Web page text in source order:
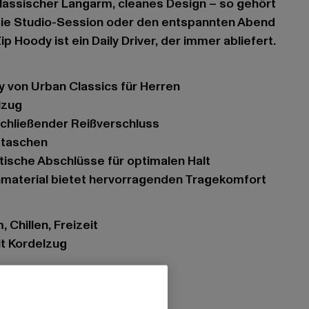
Langarm, cleanes Design – so gehört
Studio-Session oder den entspannten Abend
Hoody ist ein Daily Driver, der immer abliefert.
von Urban Classics für Herren
Reißverschluss
Abschlüsse für optimalen Halt
bietet hervorragenden Tragekomfort
Chillen, Freizeit
Kordelzug